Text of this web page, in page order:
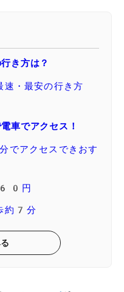
き方は？
速・最安の行き方
車でアクセス！
アクセスできおす
円
約7分